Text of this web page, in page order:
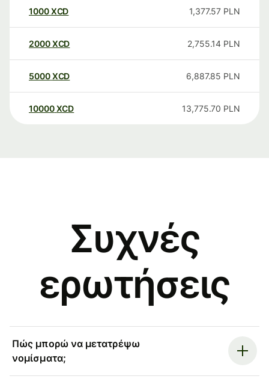
1000XCD 1,377.57 PLN
2000XCD 2,755.14 PLN
5000XCD 6,887.85 PLN
10000 XCD 13,775.70 PLN
Συχνές
ερωτήσεις
Πώς μπορώ να μετατρέψω
νομίσματα;